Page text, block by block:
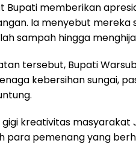
Bupati memberikan
Ia menyebut mereka
sampah hingga
tersebut, Bupati
kebersihan sungai,
gigi kreativitas
para pemenang yang